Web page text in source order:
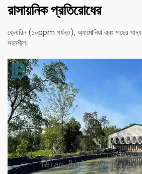
রাসায়নিক প্রতিরোধের
ক্লোরিন (১০ppm পর্যন্ত), অ্যামোনিয়া এবং মাছের খাদ্য
সহনশীল।